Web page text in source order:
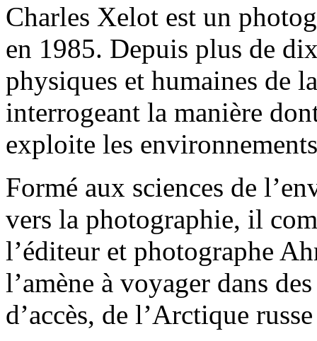
Charles Xelot est un
en 1985. Depuis plus de
physiques et humaines de
interrogeant la manière
exploite les
Formé aux sciences de
vers la photographie, il
l’éditeur et photographe
l’amène à voyager dans
d’accès, de l’Arctique